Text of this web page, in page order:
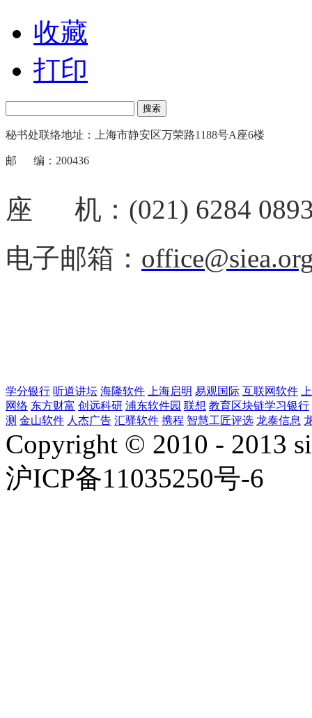
收藏
打印
搜索
秘书处联络地址：上海市静安区万荣路1188号A座6楼
邮 编：200436
座 机：(021) 6284
电子邮箱：
学分银行 听道讲坛 海隆软件 上海启明 易观国际 互联网软件
网络 东方财富 创远科研 浦东软件园 联想 教育区块链学习银行
测 金山软件 人杰广告 汇驿软件 携程 智慧工匠评选 龙泰信息
Copyright © 2010 - 2013
沪ICP备11035250号-6